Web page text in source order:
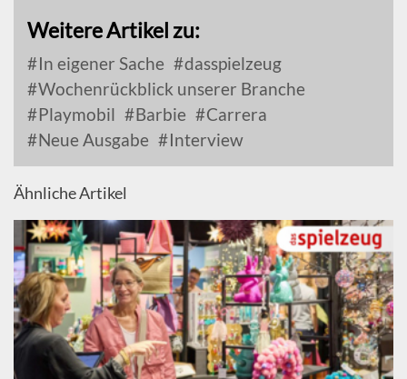
Weitere Artikel zu:
In eigener Sache
dasspielzeug
Wochenrückblick unserer Branche
Playmobil
Barbie
Carrera
Neue Ausgabe
Interview
Ähnliche Artikel